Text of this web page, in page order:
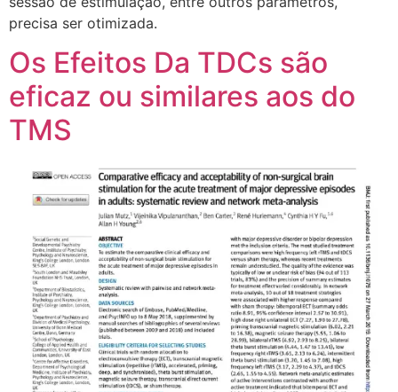
precisa ser otimizada.
Os Efeitos Da TDCs são
eficaz ou similares aos do
TMS